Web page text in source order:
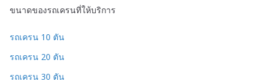
ขนาดของรถเครนที่ให้บริการ
รถเครน 10 ตัน
รถเครน 20 ตัน
รถเครน 30 ตัน